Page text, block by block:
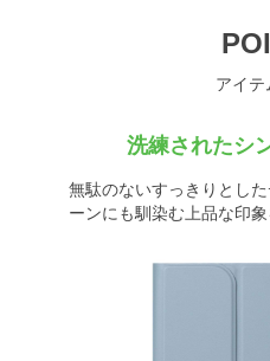
アイテ
洗練されたシ
無駄のないすっきりとし
ーンにも馴染む上品な印象